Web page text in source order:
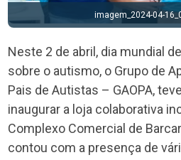
imagem_2024-04-
Neste 2 de abril, dia mundial
sobre o autismo, o Grupo de
Pais de Autistas – GAOPA,
inaugurar a loja colaborativa
Complexo Comercial de
contou com a presença de